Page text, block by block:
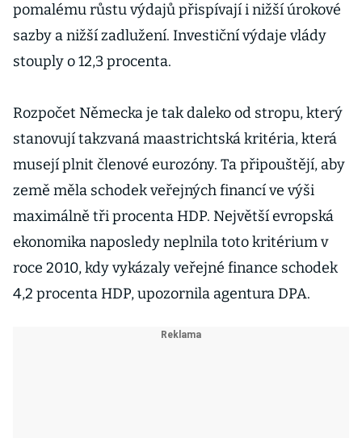
pomalému růstu výdajů přispívají i nižší úrokové
sazby a nižší zadlužení. Investiční výdaje vlády
stouply o 12,3 procenta.
Rozpočet Německa je tak daleko od stropu, který
stanovují takzvaná maastrichtská kritéria, která
musejí plnit členové eurozóny. Ta připouštějí, aby
země měla schodek veřejných financí ve výši
maximálně tři procenta HDP. Největší evropská
ekonomika naposledy neplnila toto kritérium v
roce 2010, kdy vykázaly veřejné finance schodek
4,2 procenta HDP, upozornila agentura DPA.